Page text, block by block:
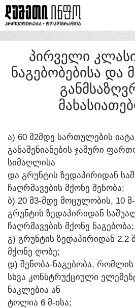
ᲞᲘᲠᲕᲔᲚᲘ
ᲜᲐᲒᲔᲑᲝᲑᲔᲑᲘᲡᲐ ᲓᲐ
Ა) 60 Მ2ᲛᲓᲔ ᲡᲐᲠᲗᲣᲚᲔᲑᲘᲡ
ᲒᲐᲜᲐᲨᲔᲜᲘᲐᲜᲔᲑᲘᲡ ᲯᲐᲛᲣᲠᲘ
ᲡᲘᲛᲐᲦᲚᲘᲡᲐ
ᲓᲐ ᲒᲠᲣᲜᲢᲘᲡ ᲖᲔᲓᲐᲞᲘᲠᲘᲓᲐᲜ
ᲩᲐᲦᲠᲛᲐᲕᲔᲑᲘᲡ ᲛᲥᲝᲜᲔ ᲨᲔᲜᲝᲑᲐ;
Ბ) 20 Მ3-ᲛᲓᲔ ᲛᲝᲪᲣᲚᲝᲑᲘᲡ, 10
ᲒᲠᲣᲜᲢᲘᲡ ᲖᲔᲓᲐᲞᲘᲠᲘᲓᲐᲜ
ᲩᲐᲦᲠᲛᲐᲕᲔᲑᲘᲡ ᲛᲥᲝᲜᲔ ᲜᲐᲒᲔᲑᲝᲑᲐ;
Გ) ᲒᲠᲣᲜᲢᲘᲡ ᲖᲔᲓᲐᲞᲘᲠᲘᲓᲐᲜ 2,2
ᲛᲥᲝᲜᲔ ᲦᲝᲑᲔ;
Დ) ᲨᲔᲜᲝᲑᲐ-ᲜᲐᲒᲔᲑᲝᲑᲐ,
ᲡᲮᲕᲐ ᲙᲝᲜᲡᲢᲠᲣᲥᲪᲘᲣᲚᲘ
ᲜᲐᲙᲚᲔᲑᲘᲐ ᲐᲜ
ᲢᲝᲚᲘᲐ 6 Მ-ᲘᲡᲐ;